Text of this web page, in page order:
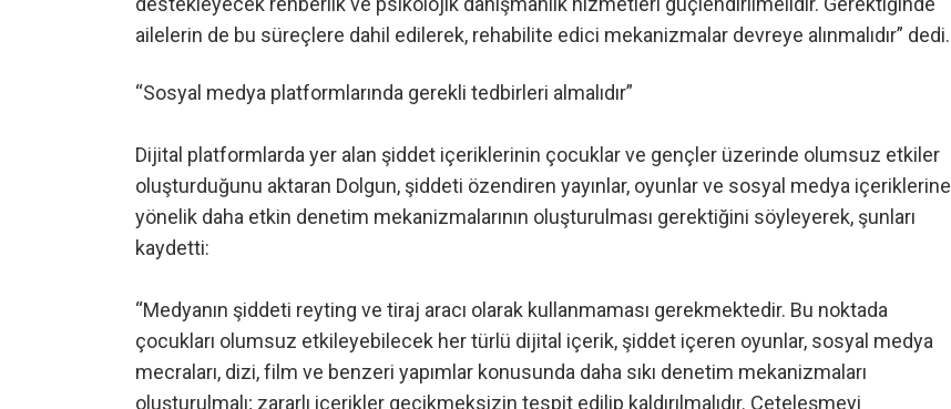
ailelerin de bu süreçlere dahil edilerek, rehabilite edici mekanizmalar devreye alınmalıdır” dedi.
“Sosyal medya platformlarında gerekli tedbirleri almalıdır”
Dijital platformlarda yer alan şiddet içeriklerinin çocuklar ve gençler üzerinde olumsuz etkiler
oluşturduğunu aktaran Dolgun, şiddeti özendiren yayınlar, oyunlar ve sosyal medya içeriklerine
yönelik daha etkin denetim mekanizmalarının oluşturulması gerektiğini söyleyerek, şunları
kaydetti:
“Medyanın şiddeti reyting ve tiraj aracı olarak kullanmaması gerekmektedir. Bu noktada
çocukları olumsuz etkileyebilecek her türlü dijital içerik, şiddet içeren oyunlar, sosyal medya
mecraları, dizi, film ve benzeri yapımlar konusunda daha sıkı denetim mekanizmaları
oluşturulmalı; zararlı içerikler gecikmeksizin tespit edilip kaldırılmalıdır. Çeteleşmeyi